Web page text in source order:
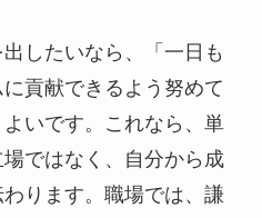
したいなら、「一日も
貢献できるよう努めて
いです。これなら、単
ではなく、自分から成
ります。職場では、謙